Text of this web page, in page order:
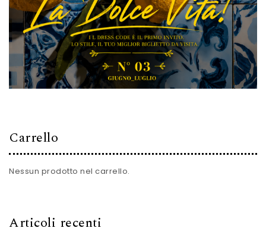
Carrello
Nessun prodotto nel carrello.
Articoli recenti